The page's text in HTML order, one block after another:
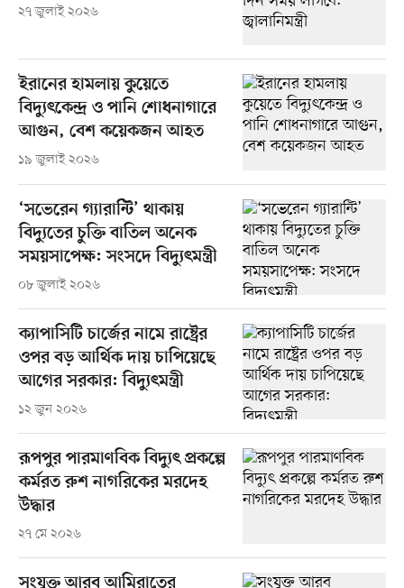
২৭ জুলাই ২০২৬
ইরানের হামলায় কুয়েতে
বিদ্যুৎকেন্দ্র ও পানি শোধনাগারে
আগুন, বেশ কয়েকজন আহত
১৯ জুলাই ২০২৬
‘সভেরেন গ্যারান্টি’ থাকায়
বিদ্যুতের চুক্তি বাতিল অনেক
সময়সাপেক্ষ: সংসদে বিদ্যুৎমন্ত্রী
০৮ জুলাই ২০২৬
ক্যাপাসিটি চার্জের নামে রাষ্ট্রের
ওপর বড় আর্থিক দায় চাপিয়েছে
আগের সরকার: বিদ্যুৎমন্ত্রী
১২ জুন ২০২৬
রূপপুর পারমাণবিক বিদ্যুৎ প্রকল্পে
কর্মরত রুশ নাগরিকের মরদেহ
উদ্ধার
২৭ মে ২০২৬
সংযুক্ত আরব আমিরাতের